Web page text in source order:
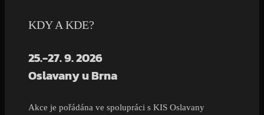
KDY A KDE?
25.-27. 9. 2026
Oslavany u Brna
Akce je pořádána ve spolupráci s KIS Oslavany